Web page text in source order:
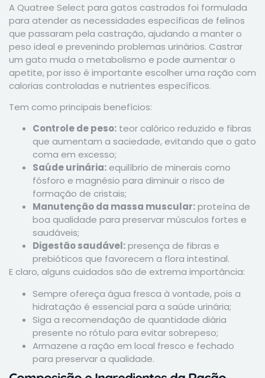
A Quatree Select para gatos castrados foi formulada
para atender as necessidades específicas de felinos
que passaram pela castração, ajudando a manter o
peso ideal e prevenindo problemas urinários. Castrar
um gato muda o metabolismo e pode aumentar o
apetite, por isso é importante escolher uma ração com
calorias controladas e nutrientes específicos.
Tem como principais benefícios:
Controle de peso: teor calórico reduzido e fibras
que aumentam a saciedade, evitando que o gato
coma em excesso;
Saúde urinária: equilíbrio de minerais como
fósforo e magnésio para diminuir o risco de
formação de cristais;
Manutenção da massa muscular:proteína de
boa qualidade para preservar músculos fortes e
saudáveis;
Digestão saudável:presença de fibras e
prebióticos que favorecem a flora intestinal.
E claro, alguns cuidados são de extrema importância:
Sempre ofereça água fresca à vontade, pois a
hidratação é essencial para a saúde urinária;
Siga a recomendação de quantidade diária
presente no rótulo para evitar sobrepeso;
Armazene a ração em local fresco e fechado
para preservar a qualidade.